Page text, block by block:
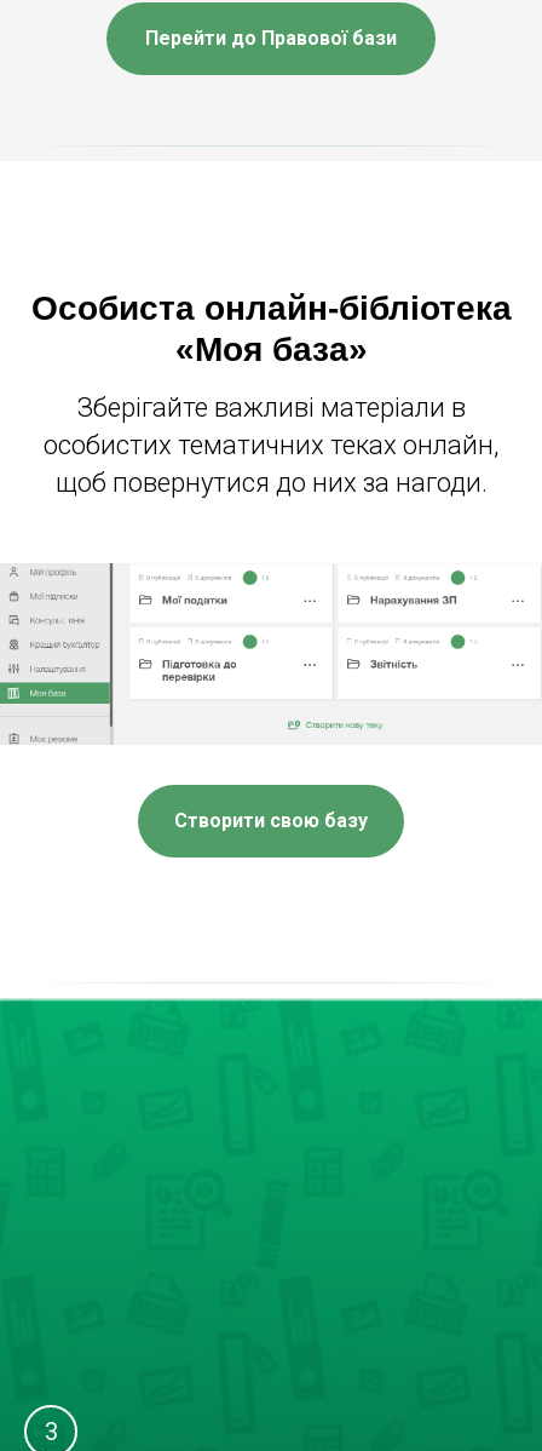
Перейти до Правової бази
Особиста онлайн-бібліотека
«Моя база»
Зберігайте важливі матеріали в
особистих тематичних теках онлайн,
щоб повернутися до них за нагоди.
Створити свою базу
3